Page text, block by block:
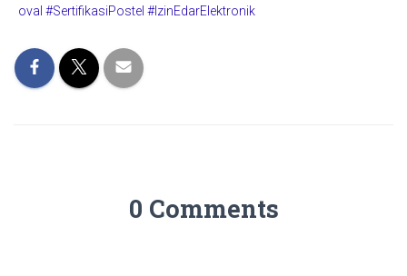
oval #SertifikasiPostel #IzinEdarElektronik
0 Comments